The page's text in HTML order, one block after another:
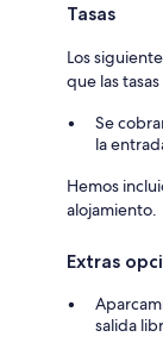
Tasas
Los
que las
Se
la
Hemos
alojamiento.
Extras
salida